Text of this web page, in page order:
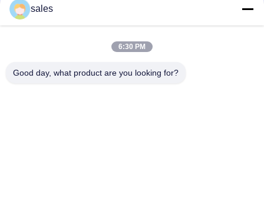
Horizontale Zwei-Presse-Gummimaschine Elektrische
Heizung
Platten-hydraulische kurierende
sales
6:30 PM
Good day, what product are you looking for?